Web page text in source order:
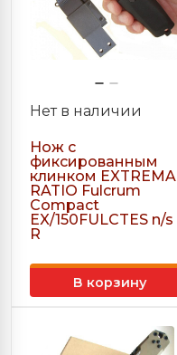
Нет в наличии
Нож с
фиксированным
клинком EXTREMA
RATIO Fulcrum
Compact
EX/150FULCTES n/s
R
В корзину